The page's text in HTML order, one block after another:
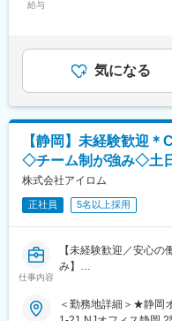
変更の範囲：会社の定
ム全体で成長できる。
・リアルタイムな情報
も、各種からの問い合
変更の範囲：会社の定
給与
外の手当：役職手当、
当■昇給：年1回（4月
動賃金はあくまでも目
能性があります。月給
気になる
【静岡】未経験歓迎＊
◇チーム制が強み◇土
株式会社アイロム
正社員 5名以上採用
仕事内容
【未経験歓迎／安心
み】
■業務詳細／治験コー
新しい薬や治療法が安
＜勤務地詳細＞★静岡